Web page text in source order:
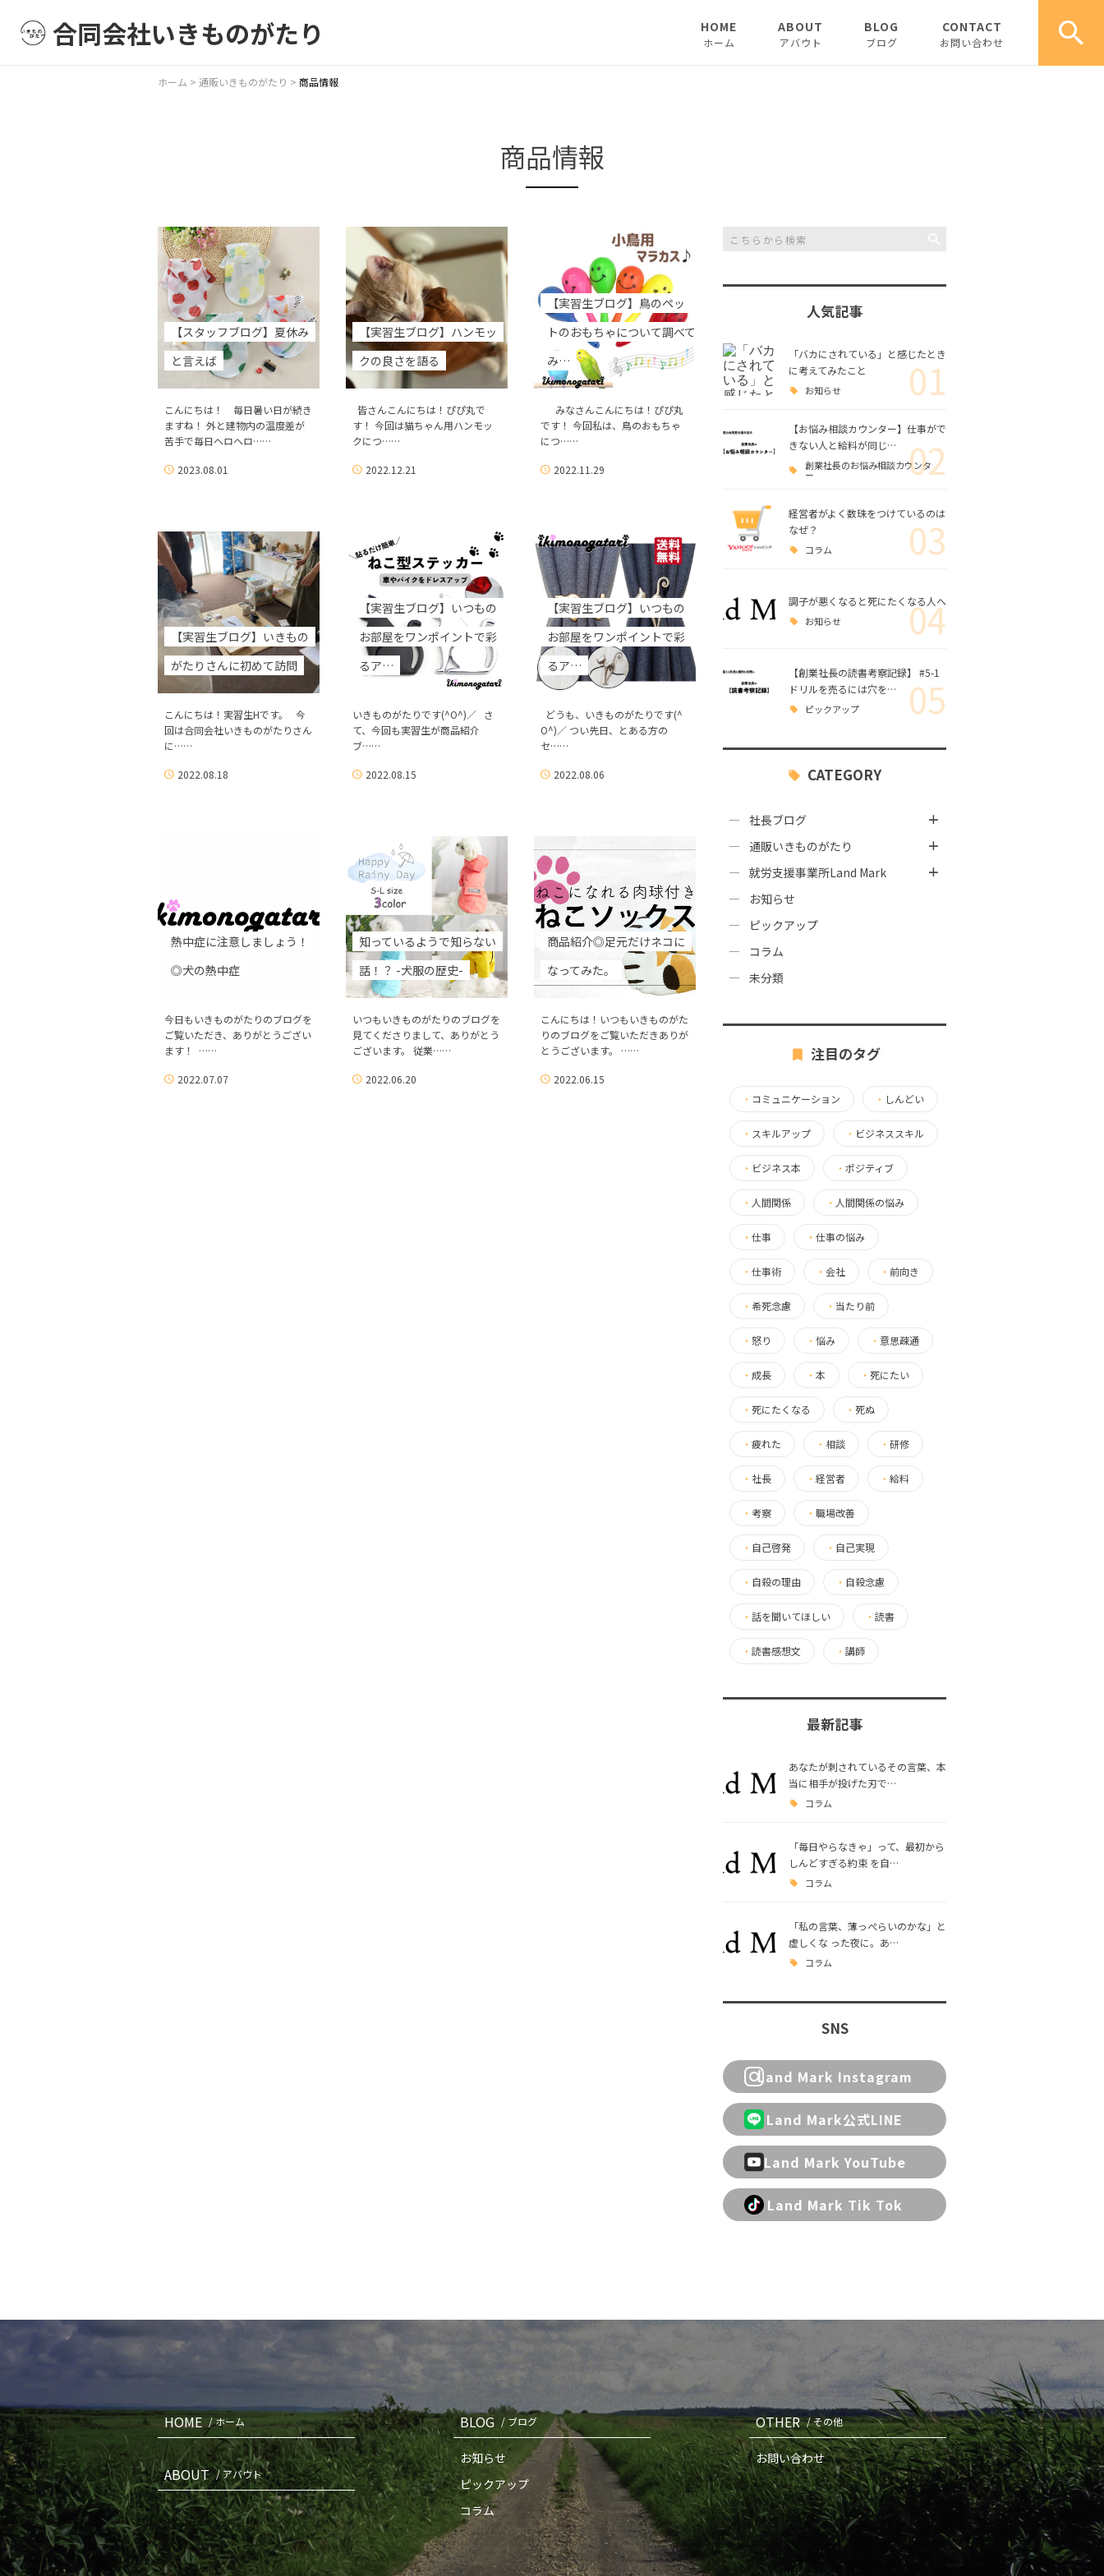
合同会社いきものがたり HOME
ホーム
ABOUT
アバウト
BLOG
ブログ
CONTACT
お問い合わせ
ホーム > 通販いきものがたり > 商品情報
商品情報
【スタッフブログ】夏休み
と言えば
こんにちは！ 毎日暑い日が続き
ますね！ 外と建物内の温度差が
苦手で毎日ヘロヘロ……
2023.08.01
【実習生ブログ】ハンモッ
クの良さを語る
皆さんこんにちは！ぴぴ丸で
す！ 今回は猫ちゃん用ハンモッ
クにつ……
2022.12.21
【実習生ブログ】鳥のペッ
トのおもちゃについて調べて
み…
みなさんこんにちは！ぴぴ丸
です！ 今回私は、鳥のおもちゃ
につ……
2022.11.29
【実習生ブログ】いきもの
がたりさんに初めて訪問
こんにちは！実習生Hです。 今
回は合同会社いきものがたりさん
に……
2022.08.18
【実習生ブログ】いつもの
お部屋をワンポイントで彩
るア…
いきものがたりです(^O^)／ さ
て、今回も実習生が商品紹介
ブ……
2022.08.15
【実習生ブログ】いつもの
お部屋をワンポイントで彩
るア…
どうも、いきものがたりです(^
O^)／ つい先日、とある方の
セ……
2022.08.06
熱中症に注意しましょう！
◎犬の熱中症
今日もいきものがたりのブログを
ご覧いただき、ありがとうござい
ます！ ……
2022.07.07
知っているようで知らない
話！？ -犬服の歴史-
いつもいきものがたりのブログを
見てくださりまして、ありがとう
ございます。 従業……
2022.06.20
商品紹介◎足元だけネコに
なってみた。
こんにちは！いつもいきものがた
りのブログをご覧いただきありが
とうございます。 ……
2022.06.15
人気記事
「バカにされている」と感じたとき
に考えてみたこと
お知らせ 01
【お悩み相談カウンター】仕事がで
きない人と給料が同じ…
創業社長のお悩み相談カウンタ
ー 02
経営者がよく数珠をつけているのは
なぜ？
コラム 03
調子が悪くなると死にたくなる人へ
お知らせ 04
【創業社長の読書考察記録】 #5-1
ドリルを売るには穴を…
ピックアップ 05
CATEGORY
社長ブログ
通販いきものがたり
就労支援事業所Land Mark
お知らせ
ピックアップ
コラム
未分類
注目のタグ
・ コミュニケーション ・ しんどい
・ スキルアップ ・ ビジネススキル
・ ビジネス本 ・ ポジティブ
・ 人間関係 ・ 人間関係の悩み
・ 仕事 ・ 仕事の悩み
・ 仕事術 ・ 会社 ・ 前向き
・ 希死念慮 ・ 当たり前
・ 怒り ・ 悩み ・ 意思疎通
・ 成長 ・ 本 ・ 死にたい
・ 死にたくなる ・ 死ぬ
・ 疲れた ・ 相談 ・ 研修
・ 社長 ・ 経営者 ・ 給料
・ 考察 ・ 職場改善
・ 自己啓発 ・ 自己実現
・ 自殺の理由 ・ 自殺念慮
・ 話を聞いてほしい ・ 読書
・ 読書感想文 ・ 講師
最新記事
あなたが刺されているその言葉、本
当に相手が投げた刃で…
コラム
「毎日やらなきゃ」って、最初から
しんどすぎる約束 を自…
コラム
「私の言葉、薄っぺらいのかな」と
虚しくな った夜に。あ…
コラム
SNS
Land Mark Instagram
Land Mark公式LINE
Land Mark YouTube
Land Mark Tik Tok
HOME / ホーム
ABOUT / アバウト
BLOG / ブログ
お知らせ
ピックアップ
コラム
OTHER / その他
お問い合わせ